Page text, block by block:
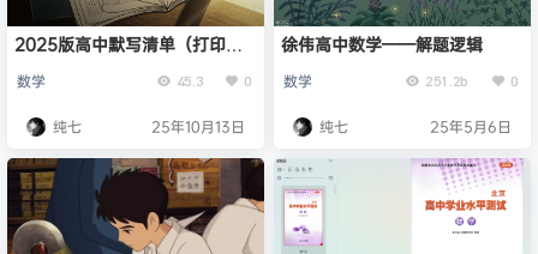
2025版高中默写清单（打印
数学 45.3 0
纯七 25年10月13日
徐伟高中数学——解题逻辑
数学 251.2b 0
纯七 25年5月6日